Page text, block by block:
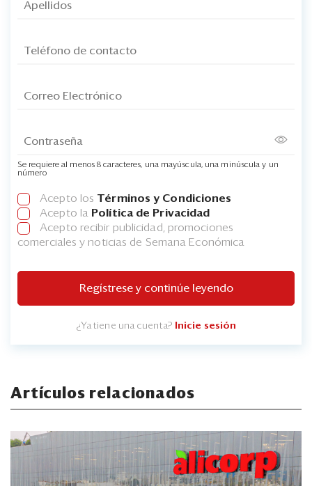
Se requiere al menos 8 caracteres, una mayúscula, una minúscula y un
número
Acepto los Términos y Condiciones
Acepto la Política de Privacidad
Acepto recibir publicidad, promociones
comerciales y noticias de Semana Económica
Regístrese y continúe leyendo
¿Ya tiene una cuenta? Inicie sesión
Artículos relacionados